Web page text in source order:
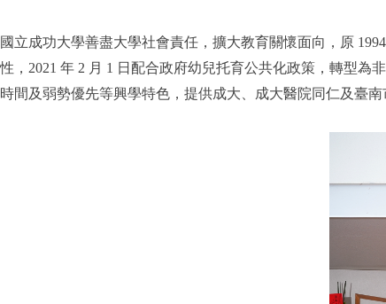
國立成功大學善盡大學社會責任，擴大教育關懷面向，原
性，2021 年 2 月 1 日配合政府幼兒托育公共化政策，轉型
時間及弱勢優先等興學特色，提供成大、成大醫院同仁及臺南